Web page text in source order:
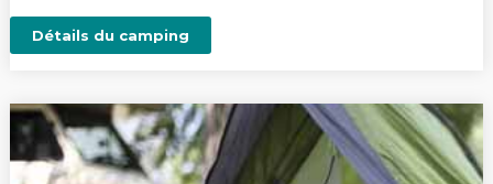
Détails du camping